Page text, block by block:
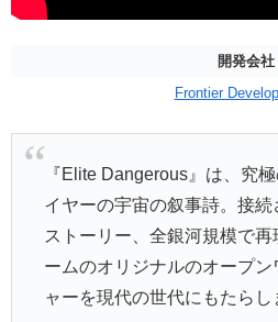
開発会社
Frontier
『Elite Dangerous』は、究
イヤーの宇宙の叙事詩。接
ストーリー、全銀河規模で
ームのオリジナルのオープ
ャーを現代の世代にもたらし